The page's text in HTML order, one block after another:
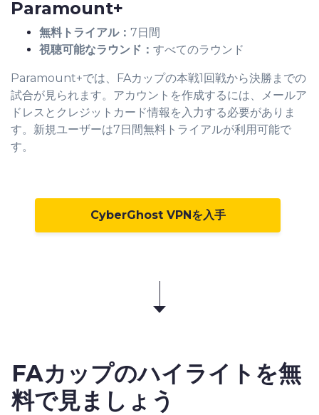
Paramount+
無料トライアル： 7日間
視聴可能なラウンド： すべてのラウンド
Paramount+では、FAカップの本戦1回戦から決勝までの
試合が見られます。アカウントを作成するには、メールア
ドレスとクレジットカード情報を入力する必要がありま
す。新規ユーザーは7日間無料トライアルが利用可能で
す。
CyberGhost VPNを入手
FAカップのハイライト を無
料で見ましょう